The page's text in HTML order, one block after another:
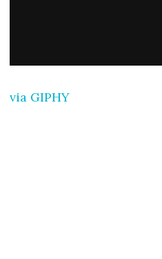
via GIPHY